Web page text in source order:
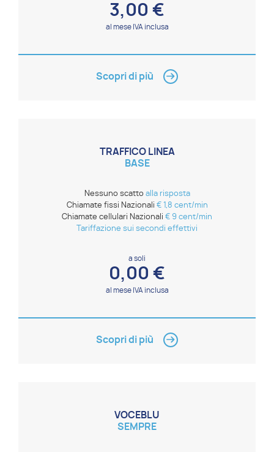
3,00 €
al mese IVA inclusa
Scopri di più
TRAFFICO LINEA
BASE
Nessuno scatto alla risposta
Chiamate fissi Nazionali € 1,8 cent/min
Chiamate cellulari Nazionali € 9 cent/min
Tariffazione sui secondi effettivi
a soli
0,00 €
al mese IVA inclusa
Scopri di più
VOCEBLU
SEMPRE